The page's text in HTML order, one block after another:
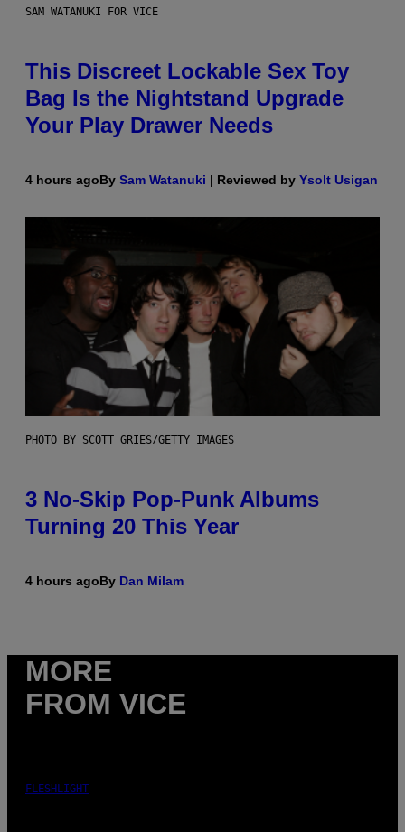
SAM WATANUKI FOR VICE
This Discreet Lockable Sex Toy
Bag Is the Nightstand Upgrade
Your Play Drawer Needs
4 hours agoBy Sam Watanuki | Reviewed by Ysolt Usigan
PHOTO BY SCOTT GRIES/GETTY IMAGES
3 No-Skip Pop-Punk Albums
Turning 20 This Year
4 hours agoBy Dan Milam
MORE
FROM VICE
FLESHLIGHT